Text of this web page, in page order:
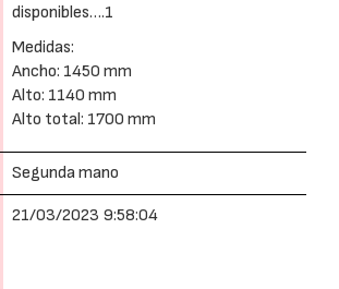
disponibles….1
Medidas:
Ancho: 1450 mm
Alto: 1140 mm
Alto total: 1700 mm
Segunda mano
21/03/2023 9:58:04